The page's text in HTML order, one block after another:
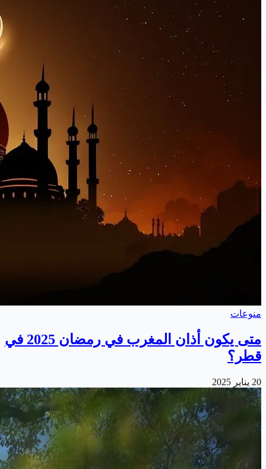
منوعات
متى يكون أذان المغرب في رمضان 2025 في
قطر؟
20 يناير 2025